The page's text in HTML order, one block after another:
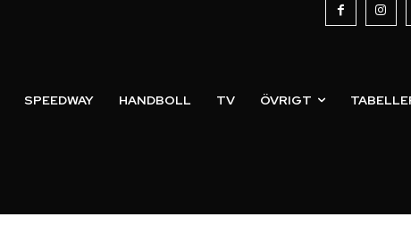
SPEEDWAY HANDBOLL TV ÖVRIGT